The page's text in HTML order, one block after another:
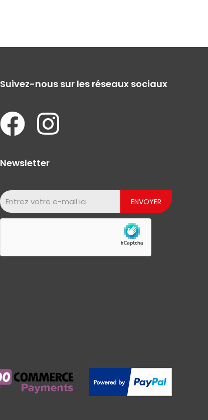
Suivez-nous sur les réseaux sociaux
Newsletter